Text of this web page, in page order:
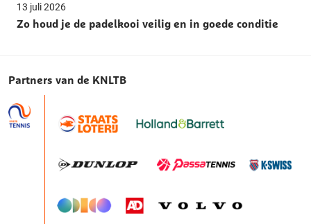
13 juli 2026
Zo houd je de padelkooi veilig en in goede conditie
Partners van de KNLTB